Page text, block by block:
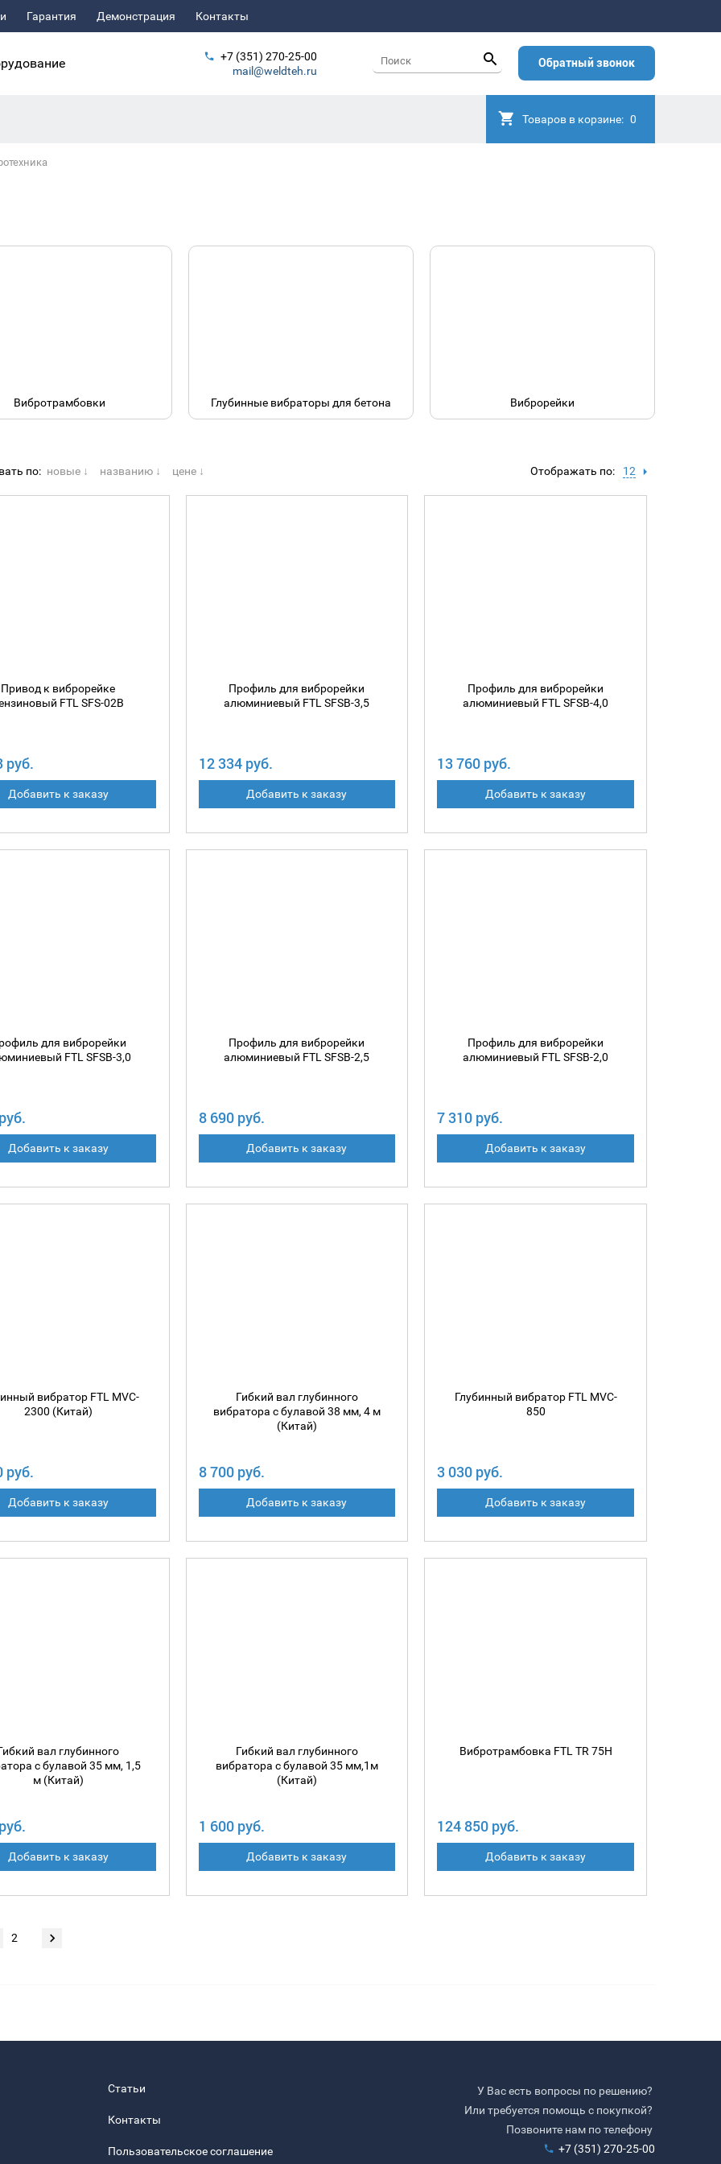
Гарантия Демонстрация Контакты
+7 (351) 270-25-00
mail@weldteh.ru
Обратный звонок
Товаров в корзине: 0
Вибротрамбовки Глубинные вибраторы для бетона Виброрейки
по: новые ↓ названию ↓ цене ↓ Отображать по: 12
Привод к виброрейке
FTL SFS-02B
руб.
Добавить к заказу
Профиль для виброрейки
алюминиевый FTL SFSB-3,5
12 334 руб.
Добавить к заказу
Профиль для виброрейки
алюминиевый FTL SFSB-4,0
13 760 руб.
Добавить к заказу
для виброрейки
FTL SFSB-3,0
Добавить к заказу
Профиль для виброрейки
алюминиевый FTL SFSB-2,5
8 690 руб.
Добавить к заказу
Профиль для виброрейки
алюминиевый FTL SFSB-2,0
7 310 руб.
Добавить к заказу
вибратор FTL MVC-
2300 (Китай)
руб.
Добавить к заказу
Гибкий вал глубинного
вибратора с булавой 38 мм, 4 м
(Китай)
8 700 руб.
Добавить к заказу
Глубинный вибратор FTL MVC-
850
3 030 руб.
Добавить к заказу
вал глубинного
с булавой 35 мм, 1,5
м (Китай)
Добавить к заказу
Гибкий вал глубинного
вибратора с булавой 35 мм,1м
(Китай)
1 600 руб.
Добавить к заказу
Вибротрамбовка FTL TR 75H
124 850 руб.
Добавить к заказу
2
Статьи
Контакты
Пользовательское соглашение
У Вас есть вопросы по решению?
Или требуется помощь с покупкой?
Позвоните нам по телефону
+7 (351) 270-25-00